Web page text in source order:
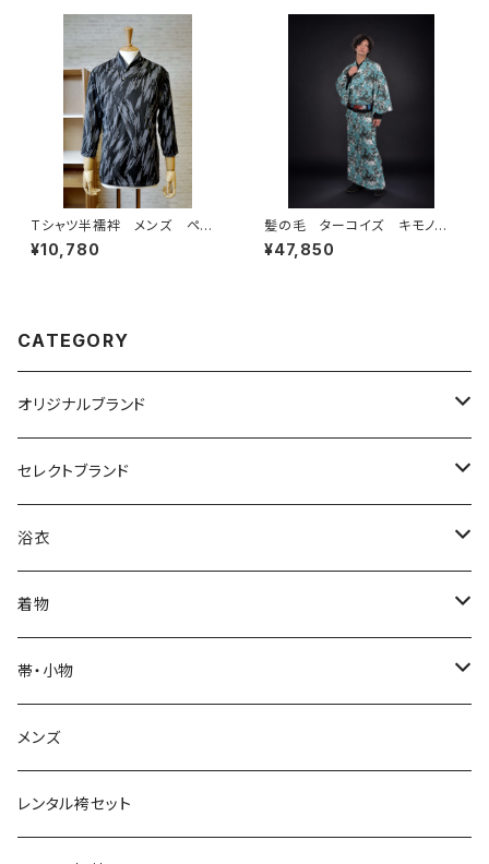
Tシャツ半襦袢 メンズ ペイ
ント柄 グレー
¥10,780
髪の毛 ターコイズ キモノグ
ラース×ローブジャポニカコラボ
浴衣 メンズ 麻100％
¥47,850
CATEGORY
オリジナルブランド
カジュアル着物
単衣
袷
浴衣
レディース
メンズ
帯
名古屋帯
半巾帯
羽織・コート
羽織
コート
草履・下駄
草履
小物
セレクトブランド
IKS COLLECTION
JUNKO KOSHINO
撫松庵
モダンアンテナ
ROBE JAPONICA
浴衣
レディース浴衣
メンズ浴衣
球団承認カープ浴衣
サンフレッチェ広島浴衣
着物
着物
単衣
袷
羽織・コート
羽織
帯・小物
帯
名古屋帯
小物
メンズ
レンタル袴セット